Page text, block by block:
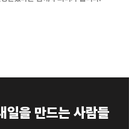
일을 만드는 사람들